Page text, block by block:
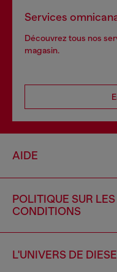
Services
Découvrez tous nos
magasin.
AIDE
POLITIQUE SUR
CONDITIONS
L'UNIVERS DE